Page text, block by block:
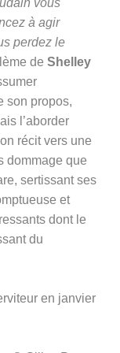
vous
à agir
perdez le
de Shelley
son propos,
l’aborder
récit vers une
dommage que
sertissant ses
et
dont le
du
en janvier